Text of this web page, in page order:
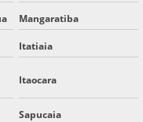
Mangaratiba
Itatiaia
Itaocara
Sapucaia